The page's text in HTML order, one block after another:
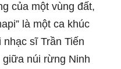
của một vùng đất,
là một ca khúc
sĩ Trần Tiến
núi rừng Ninh